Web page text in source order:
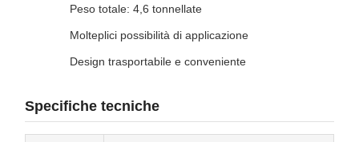
Peso totale: 4,6 tonnellate
Molteplici possibilità di applicazione
Design trasportabile e conveniente
Specifiche tecniche